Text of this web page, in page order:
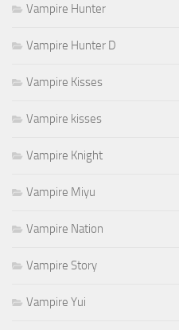
Vampire Hunter
Vampire Hunter D
Vampire Kisses
Vampire kisses
Vampire Knight
Vampire Miyu
Vampire Nation
Vampire Story
Vampire Yui